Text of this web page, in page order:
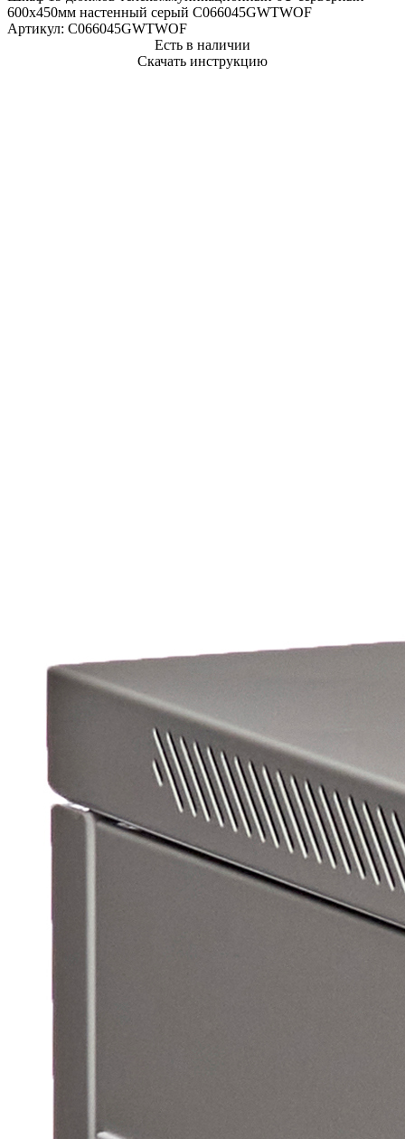
600х450мм настенный серый C066045GWTWOF
Артикул: C066045GWTWOF
Есть в наличии
Скачать инструкцию